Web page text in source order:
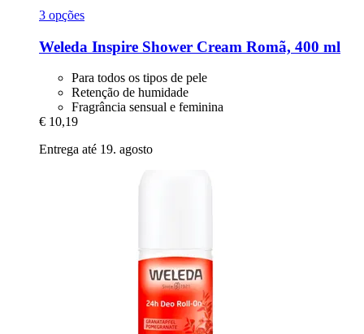
3 opções
Weleda Inspire Shower Cream Romã, 400 ml
Para todos os tipos de pele
Retenção de humidade
Fragrância sensual e feminina
€ 10,19
Entrega até 19. agosto